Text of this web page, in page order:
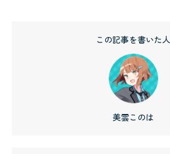
この記事を書いた人
美雲このは